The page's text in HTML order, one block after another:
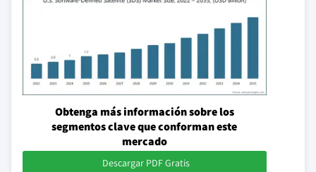
Obtenga más información sobre los
segmentos clave que conforman este
mercado
Descargar PDF Gratis